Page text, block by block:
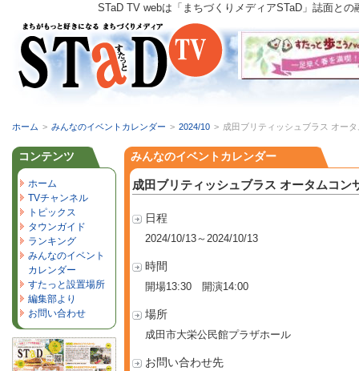
STaD TV webは「まちづくりメディアSTaD」誌面と
ホーム > みんなのイベントカレンダー > 2024/10 > 成田ブリティッシュブラス オー
みんなのイベントカレンダー
成田ブリティッシュブラス オータムコン
日程
2024/10/13～2024/10/13
時間
開場13:30 開演14:00
場所
成田市大栄公民館プラザホール
お問い合わせ先
コンテンツ
ホーム
TVチャンネル
トピックス
タウンガイド
ランキング
みんなのイベント
カレンダー
すたっと設置場所
編集部より
お問い合わせ